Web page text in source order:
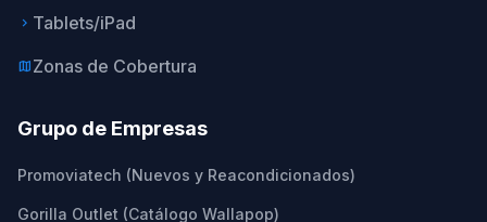
keyboard_arrow_right Tablets/iPad
mapZonas de Cobertura
Grupo de Empresas
Promoviatech (Nuevos y Reacondicionados)
Gorilla Outlet (Catálogo Wallapop)